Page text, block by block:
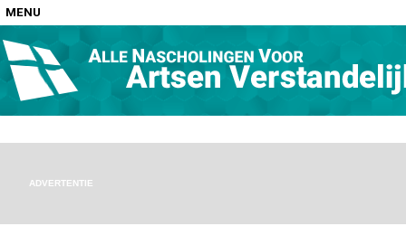
MENU
Home
Nascholingen op locatie (agenda)
ADVERTENTIE